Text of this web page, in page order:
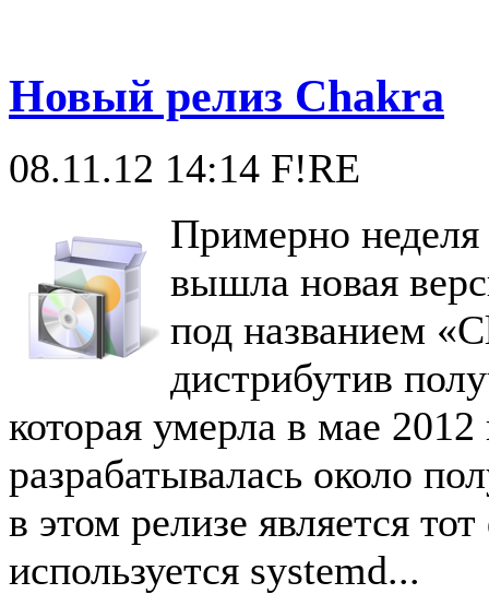
Новый релиз Chakra
08.11.12 14:14 F!RE
Примерно
вышла новая
под названием
дистрибутив
которая умерла в мае
разрабатывалась около
в этом релизе является
используется systemd...